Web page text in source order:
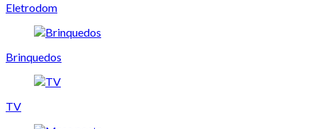
Eletrodom
Brinquedos
TV